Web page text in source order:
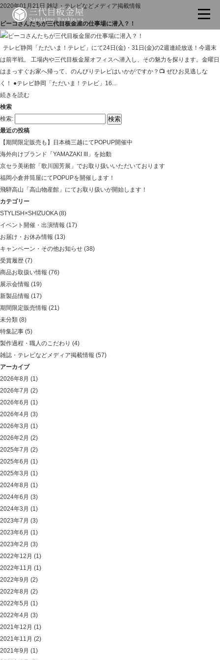
2020年01月21日 雑誌・テレビなどメディア掲載情報
ピーコさんたちが三代目板金屋の仕事場に潜入？！
テレビ静岡「ただいま！テレビ」にて24日(金)・31日(金)の2週連続放送！今週末
は前半戦。 工場内や三代目板金屋オフィスへ潜入し、その魅力を探ります。金曜日
はまっすぐお家へ帰って、のんびりテレビはいかがですか？📺 ぜひお見逃しな
く！ ●テレビ静岡「ただいま！テレビ」16...
続きを読む
検索
検索:
最近の投稿
【期間限定販売も】日本橋三越にてPOPUP開催中
海外向けブランド「YAMAZAKI III」を始動
京セラ美術館「歌川国芳展」でお取り扱いいただいております
福岡小倉井筒屋にてPOPUPを開催します！
飛騨高山「高山物産館」にてお取り扱いが開始します！
カテゴリー
STYLISH×SHIZUOKA(8)
イベント開催・出演情報 (17)
お届け・お休み情報 (13)
キャンペーン・その他お知らせ (38)
受賞履歴 (7)
商品お取扱い情報 (76)
展示会情報 (19)
新製品情報 (17)
期間限定販売情報 (21)
未分類 (8)
特集記事 (5)
製作過程・職人のこだわり (4)
雑誌・テレビなどメディア掲載情報 (57)
アーカイブ
2026年8月 (1)
2026年7月 (2)
2026年6月 (1)
2026年4月 (3)
2026年3月 (1)
2026年2月 (2)
2025年7月 (2)
2025年6月 (1)
2025年3月 (1)
2024年8月 (1)
2024年6月 (3)
2024年3月 (1)
2023年7月 (3)
2023年6月 (1)
2023年2月 (3)
2022年12月 (1)
2022年11月 (1)
2022年9月 (2)
2022年8月 (2)
2022年5月 (1)
2022年4月 (3)
2021年12月 (1)
2021年11月 (2)
2021年9月 (1)